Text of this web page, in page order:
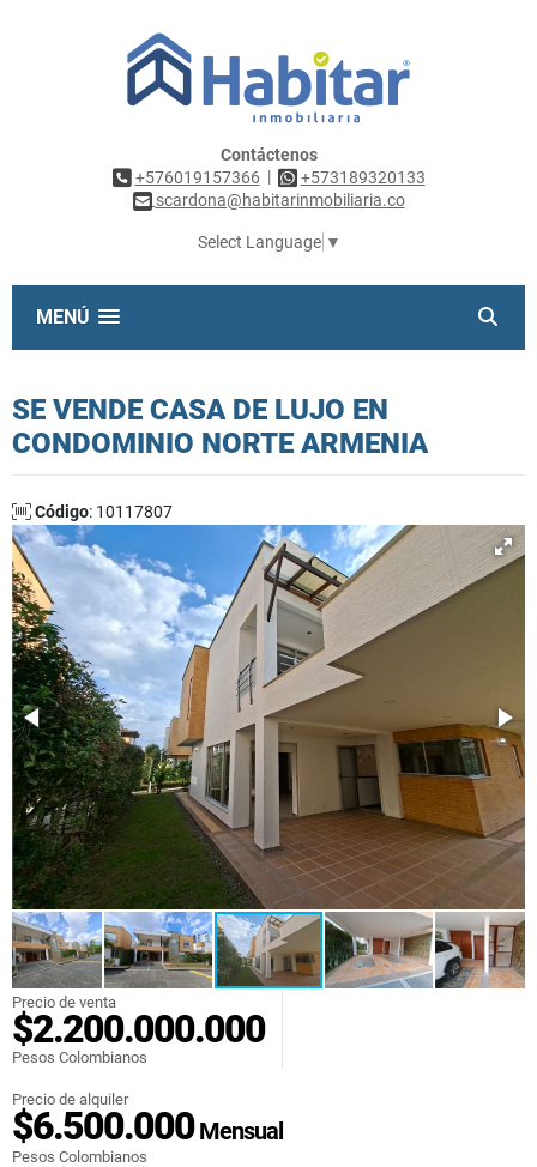
Contáctenos
+576019157366 |
+573189320133
scardona@habitarinmobiliaria.co
Select Language ▼
MENÚ
SE VENDE CASA DE LUJO EN
CONDOMINIO NORTE ARMENIA
Código: 10117807
Precio de venta
$2.200.000.000
Pesos Colombianos
Precio de alquiler
$6.500.000Mensual
Pesos Colombianos